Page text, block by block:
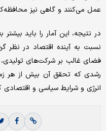
عمل می‌کنند و گاهی نیز
در نتیجه، این آمار را باید
نسبت به آینده اقتصاد در نظر
فضای غالب بر شرکت‌های تولیدی،
رشدی که تحقق آن بیش از هر
انرژی و شرایط سیاسی و اقتصادی